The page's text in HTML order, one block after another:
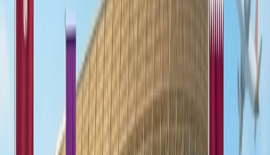
/¿Tap Airlines tiene un programa de viajero
frecuente?
¿Tap Airlines tiene un programa de
viajero frecuente?
By :
Consejos de viaje Solicitar Llamada